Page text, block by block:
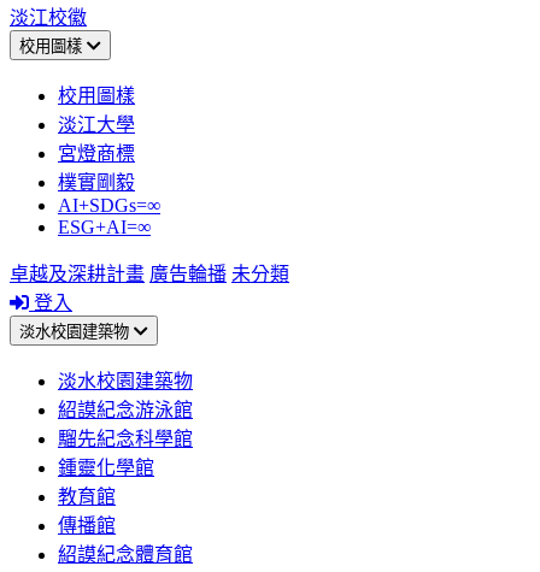
淡江校徽
校用圖樣
校用圖樣
淡江大學
宮燈商標
樸實剛毅
AI+SDGs=∞
ESG+AI=∞
卓越及深耕計畫 廣告輪播 未分類
登入
淡水校園建築物
淡水校園建築物
紹謨紀念游泳館
騮先紀念科學館
鍾靈化學館
教育館
傳播館
紹謨紀念體育館